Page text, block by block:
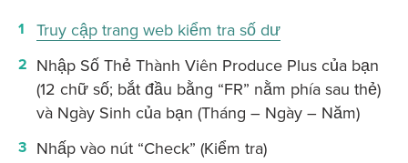
Truy cập trang web kiểm tra số dư
Nhập Số Thẻ Thành Viên Produce Plus của bạn
(12 chữ số; bắt đầu bằng “FR” nằm phía sau thẻ)
và Ngày Sinh của bạn (Tháng – Ngày – Năm)
Nhấp vào nút “Check” (Kiểm tra)